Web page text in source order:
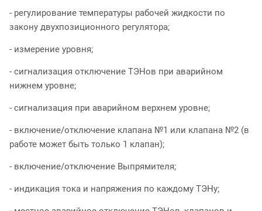
- регулирование температуры рабочей жидкости по
закону двухпозиционного регулятора;
- измерение уровня;
- сигнализация отключение ТЭНов при аварийном
нижнем уровне;
- сигнализация при аварийном верхнем уровне;
- включение/отключение клапана №1 или клапана №2 (в
работе может быть только 1 клапан);
- включение/отключение Выпрямителя;
- индикация тока и напряжения по каждому ТЭНу;